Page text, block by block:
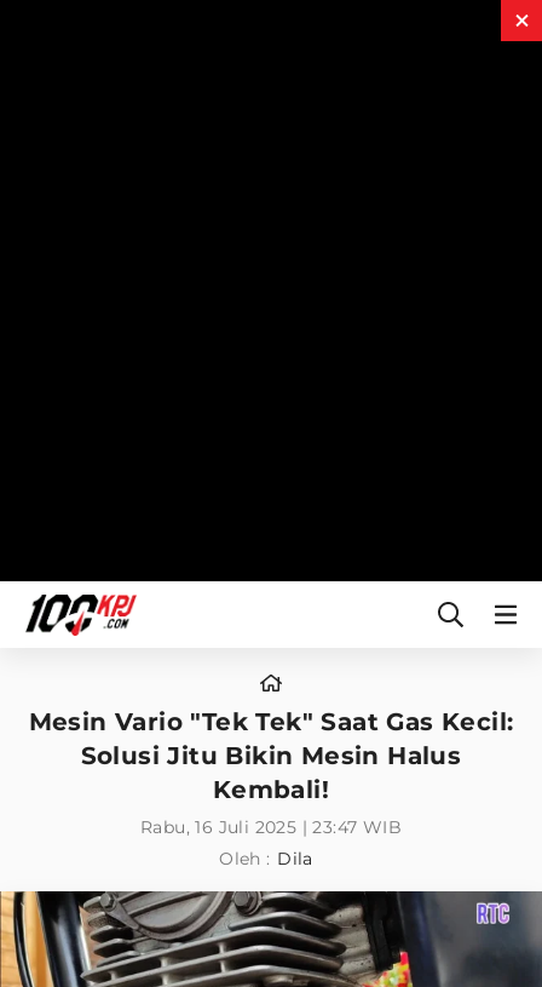
Mesin Vario "Tek Tek" Saat Gas Kecil:
Solusi Jitu Bikin Mesin Halus
Kembali!
Rabu, 16 Juli 2025 | 23:47 WIB
Oleh : Dila